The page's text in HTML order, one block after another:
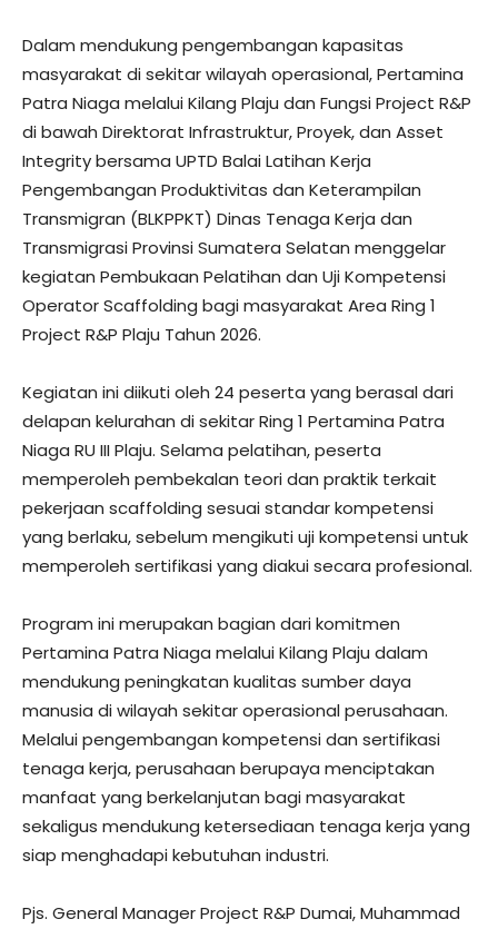
Dalam mendukung pengembangan kapasitas
masyarakat di sekitar wilayah operasional, Pertamina
Patra Niaga melalui Kilang Plaju dan Fungsi Project R&P
di bawah Direktorat Infrastruktur, Proyek, dan Asset
Integrity bersama UPTD Balai Latihan Kerja
Pengembangan Produktivitas dan Keterampilan
Transmigran (BLKPPKT) Dinas Tenaga Kerja dan
Transmigrasi Provinsi Sumatera Selatan menggelar
kegiatan Pembukaan Pelatihan dan Uji Kompetensi
Operator Scaffolding bagi masyarakat Area Ring 1
Project R&P Plaju Tahun 2026.
Kegiatan ini diikuti oleh 24 peserta yang berasal dari
delapan kelurahan di sekitar Ring 1 Pertamina Patra
Niaga RU III Plaju. Selama pelatihan, peserta
memperoleh pembekalan teori dan praktik terkait
pekerjaan scaffolding sesuai standar kompetensi
yang berlaku, sebelum mengikuti uji kompetensi untuk
memperoleh sertifikasi yang diakui secara profesional.
Program ini merupakan bagian dari komitmen
Pertamina Patra Niaga melalui Kilang Plaju dalam
mendukung peningkatan kualitas sumber daya
manusia di wilayah sekitar operasional perusahaan.
Melalui pengembangan kompetensi dan sertifikasi
tenaga kerja, perusahaan berupaya menciptakan
manfaat yang berkelanjutan bagi masyarakat
sekaligus mendukung ketersediaan tenaga kerja yang
siap menghadapi kebutuhan industri.
Pjs. General Manager Project R&P Dumai, Muhammad